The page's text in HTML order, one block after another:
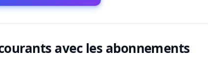
avec les abonnements